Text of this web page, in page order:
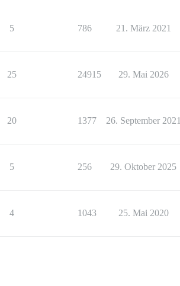
5 786 21. März 2021
25 24915 29. Mai 2026
20 1377 26. September 2021
5 256 29. Oktober 2025
4 1043 25. Mai 2020